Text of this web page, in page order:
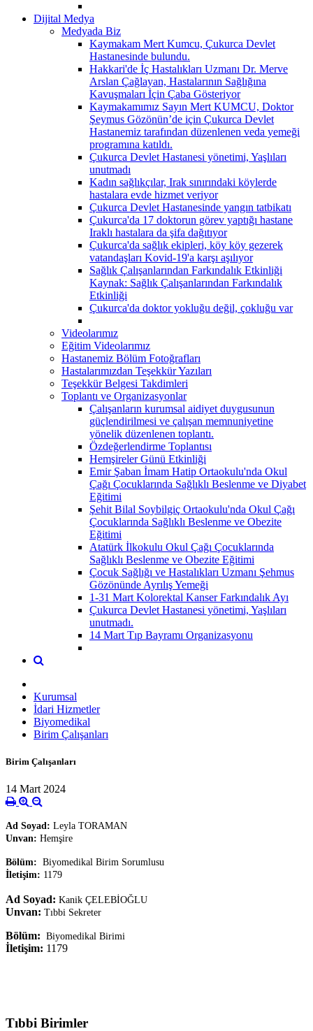
Dijital Medya
Medyada Biz
Kaymakam Mert Kumcu, Çukurca Devlet
Hastanesinde bulundu.
Hakkari'de İç Hastalıkları Uzmanı Dr. Merve
Arslan Çağlayan, Hastalarının Sağlığına
Kavuşmaları İçin Çaba Gösteriyor
Kaymakamımız Sayın Mert KUMCU, Doktor
Şeymus Gözönün’de için Çukurca Devlet
Hastanemiz tarafından düzenlenen veda yemeği
programına katıldı.
Çukurca Devlet Hastanesi yönetimi, Yaşlıları
unutmadı
Kadın sağlıkçılar, Irak sınırındaki köylerde
hastalara evde hizmet veriyor
Çukurca Devlet Hastanesinde yangın tatbikatı
Çukurca'da 17 doktorun görev yaptığı hastane
Iraklı hastalara da şifa dağıtıyor
Çukurca'da sağlık ekipleri, köy köy gezerek
vatandaşları Kovid-19'a karşı aşılıyor
Sağlık Çalışanlarından Farkındalık Etkinliği
Kaynak: Sağlık Çalışanlarından Farkındalık
Etkinliği
Çukurca'da doktor yokluğu değil, çokluğu var
Videolarımız
Eğitim Videolarımız
Hastanemiz Bölüm Fotoğrafları
Hastalarımızdan Teşekkür Yazıları
Teşekkür Belgesi Takdimleri
Toplantı ve Organizasyonlar
Çalışanların kurumsal aidiyet duygusunun
güçlendirilmesi ve çalışan memnuniyetine
yönelik düzenlenen toplantı.
Özdeğerlendirme Toplantısı
Hemşireler Günü Etkinliği
Emir Şaban İmam Hatip Ortaokulu'nda Okul
Çağı Çocuklarında Sağlıklı Beslenme ve Diyabet
Eğitimi
Şehit Bilal Soybilgiç Ortaokulu'nda Okul Çağı
Çocuklarında Sağlıklı Beslenme ve Obezite
Eğitimi
Atatürk İlkokulu Okul Çağı Çocuklarında
Sağlıklı Beslenme ve Obezite Eğitimi
Çocuk Sağlığı ve Hastalıkları Uzmanı Şehmus
Gözönünde Ayrılış Yemeği
1-31 Mart Kolorektal Kanser Farkındalık Ayı
Çukurca Devlet Hastanesi yönetimi, Yaşlıları
unutmadı.
14 Mart Tıp Bayramı Organizasyonu
Kurumsal
İdari Hizmetler
Biyomedikal
Birim Çalışanları
Birim Çalışanları
14 Mart 2024
Ad Soyad: Leyla TORAMAN
Unvan: Hemşire
Bölüm: Biyomedikal Birim Sorumlusu
İletişim: 1179
Ad Soyad: Kanik ÇELEBİOĞLU
Unvan: Tıbbi Sekreter
Bölüm: Biyomedikal Birimi
İletişim: 1179
Tıbbi Birimler